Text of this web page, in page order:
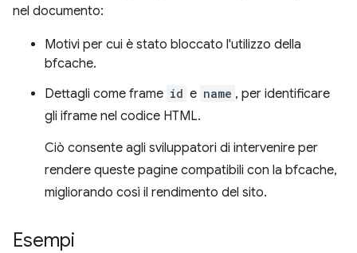
nel documento:
Motivi per cui è stato bloccato l'utilizzo della
bfcache.
Dettagli come frame id e name , per identificare
gli iframe nel codice HTML.
Ciò consente agli sviluppatori di intervenire per
rendere queste pagine compatibili con la bfcache,
migliorando così il rendimento del sito.
Esempi